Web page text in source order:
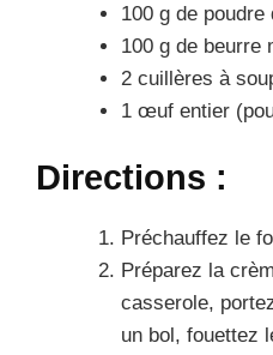
100 g de poudre
100 g de beurre
2 cuillères à
1 œuf entier
Directions :
Préchauffez le
Préparez la
casserole,
un bol, fouettez